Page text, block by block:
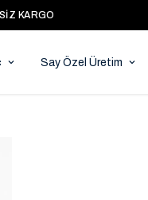
KARGO
Say Özel Üretim